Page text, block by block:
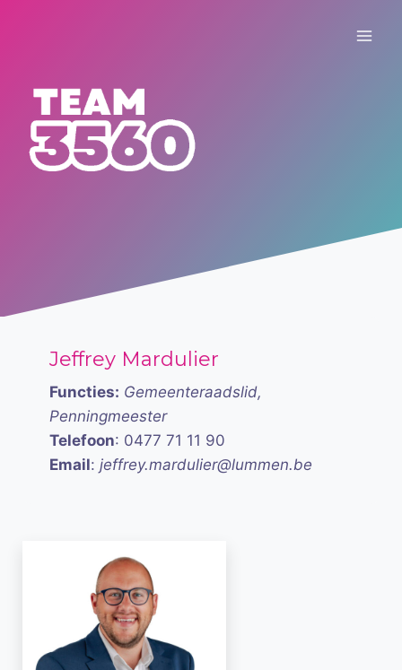
Jeffrey Mardulier
Functies: Gemeenteraadslid,
Penningmeester
Telefoon: 0477 71 11 90
Email: jeffrey.mardulier@lummen.be